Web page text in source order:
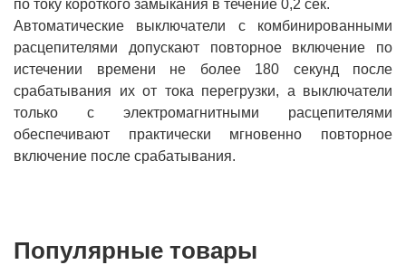
по току короткого замыкания в течение 0,2 сек.
Автоматические выключатели с комбинированными
расцепителями допускают повторное включение по
истечении времени не более 180 секунд после
срабатывания их от тока перегрузки, а выключатели
только с электромагнитными расцепителями
обеспечивают практически мгновенно повторное
включение после срабатывания.
Популярные товары